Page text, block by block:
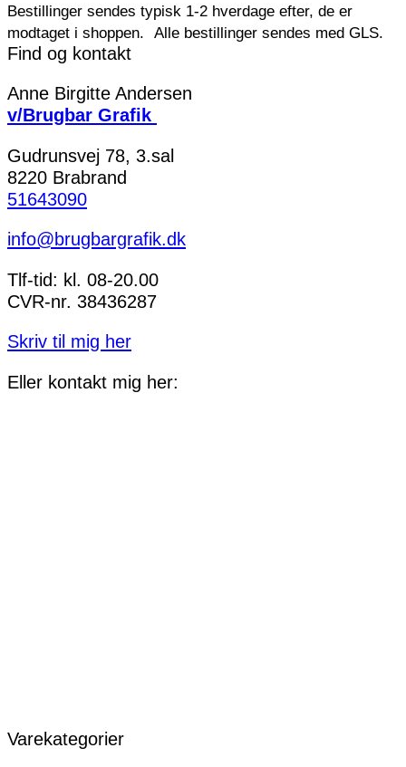
Bestillinger sendes typisk 1-2 hverdage efter, de er
modtaget i shoppen. Alle bestillinger sendes med GLS.
Find og kontakt
Anne Birgitte Andersen
v/Brugbar Grafik
Gudrunsvej 78, 3.sal
8220 Brabrand
51643090
info@brugbargrafik.dk
Tlf-tid: kl. 08-20.00
CVR-nr. 38436287
Skriv til mig her
Eller kontakt mig her:
Varekategorier